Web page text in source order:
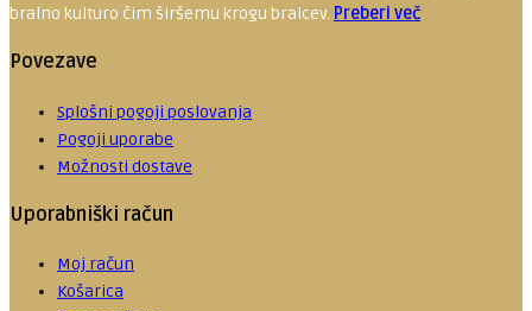
bralno kulturo čim širšemu krogu bralcev. Preberi več
Povezave
Splošni pogoji poslovanja
Pogoji uporabe
Možnosti dostave
Uporabniški račun
Moj račun
Košarica